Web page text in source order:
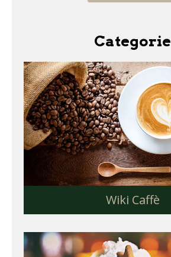
Categorie
Wiki Caffè